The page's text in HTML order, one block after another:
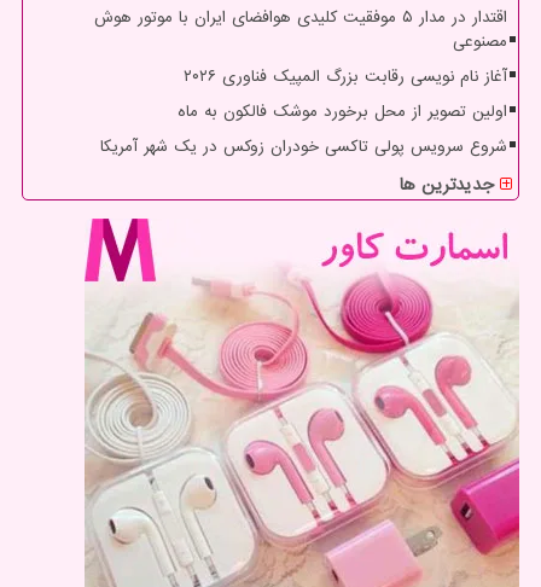
اقتدار در مدار ۵ موفقیت کلیدی هوافضای ایران با موتور هوش
مصنوعی
آغاز نام نویسی رقابت بزرگ المپیک فناوری ۲۰۲۶
اولین تصویر از محل برخورد موشک فالکون به ماه
شروع سرویس پولی تاکسی خودران زوکس در یک شهر آمریکا
جدیدترین ها